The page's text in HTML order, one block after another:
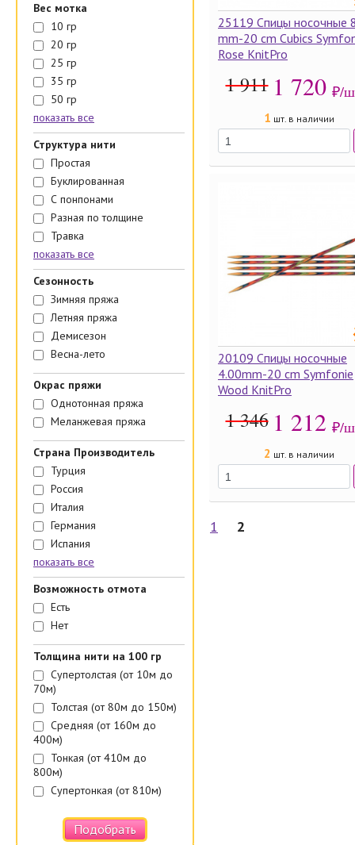
Вес мотка
10 гр
20 гр
25 гр
35 гр
50 гр
показать все
Структура нити
Простая
Буклированная
С понпонами
Разная по толщине
Травка
показать все
Сезонность
Зимняя пряжа
Летняя пряжа
Демисезон
Весна-лето
Окрас пряжи
Однотонная пряжа
Меланжевая пряжа
Страна Производитель
Турция
Россия
Италия
Германия
Испания
показать все
Возможность отмота
Есть
Нет
Толщина нити на 100 гр
Супертолстая (от 10м до
70м)
Толстая (от 80м до 150м)
Средняя (от 160м до
400м)
Тонкая (от 410м до
800м)
Супертонкая (от 810м)
Подобрать
25119 Спицы носочные
mm-20 cm Cubics
Rose KnitPro
1 911 1 720 ₽/
1 шт. в наличии
20109 Спицы носочные
4.00mm-20 cm Symfonie
Wood KnitPro
1 346 1 212 ₽/
2 шт. в наличии
1 2